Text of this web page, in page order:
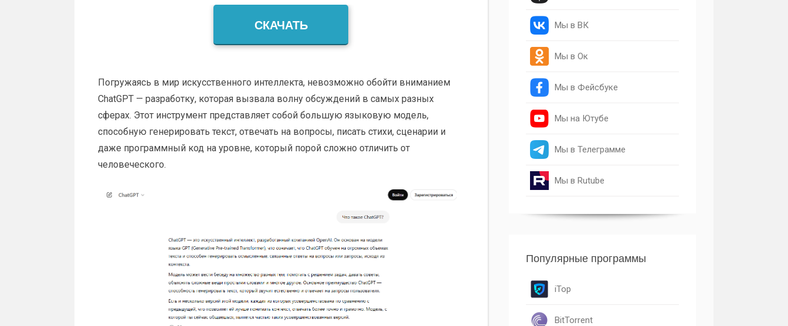
СКАЧАТЬ
Погружаясь в мир искусственного интеллекта, невозможно обойти вниманием
ChatGPT — разработку, которая вызвала волну обсуждений в самых разных
сферах. Этот инструмент представляет собой большую языковую модель,
способную генерировать текст, отвечать на вопросы, писать стихи, сценарии и
даже программный код на уровне, который порой сложно отличить от
человеческого.
Мы в ВК
Мы в Ок
Мы в Фейсбуке
Мы на Ютубе
Мы в Телеграмме
Мы в Rutube
Популярные программы
iTop
BitTorrent